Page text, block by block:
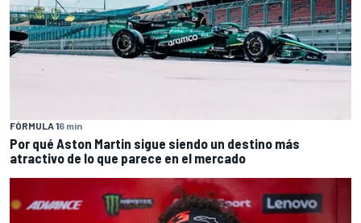
FÓRMULA 16 min
Por qué Aston Martin sigue siendo un destino más
atractivo de lo que parece en el mercado